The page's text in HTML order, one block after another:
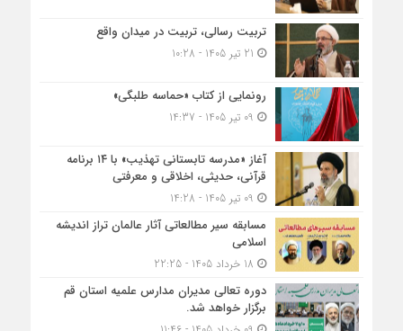
تربیت رسالی، تربیت در میدان واقع
رونمایی از کتاب «حماسه طلبگی»
آغاز «مدرسه تابستانی تهذیب» با ۱۴ برنامه
قرآنی، حدیثی، اخلاقی و معرفتی
مسابقه سیر مطالعاتی آثار عالمان تراز اندیشه
اسلامی
دوره تعالی مدیران مدارس علمیه استان قم
برگزار خواهد شد.